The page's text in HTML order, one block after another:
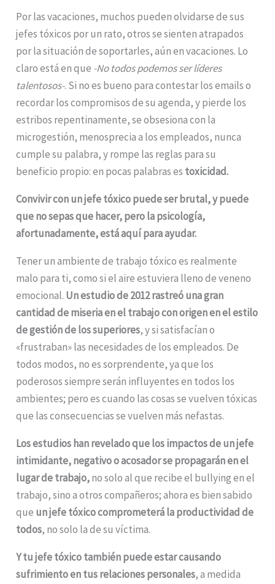
Por las vacaciones, muchos pueden olvidarse de sus
jefes tóxicos por un rato, otros se sienten atrapados
por la situación de soportarles, aún en vacaciones. Lo
claro está en que -No todos podemos ser líderes
talentosos-. Si no es bueno para contestar los emails o
recordar los compromisos de su agenda, y pierde los
estribos repentinamente, se obsesiona con la
microgestión, menosprecia a los empleados, nunca
cumple su palabra, y rompe las reglas para su
beneficio propio: en pocas palabras es toxicidad.
Convivir con un jefe tóxico puede ser brutal, y puede
que no sepas que hacer, pero la psicología,
afortunadamente, está aquí para ayudar.
Tener un ambiente de trabajo tóxico es realmente
malo para ti, como si el aire estuviera lleno de veneno
emocional. Un estudio de 2012 rastreó una gran
cantidad de miseria en el trabajo con origen en el estilo
de gestión de los superiores, y si satisfacían o
«frustraban» las necesidades de los empleados. De
todos modos, no es sorprendente, ya que los
poderosos siempre serán influyentes en todos los
ambientes; pero es cuando las cosas se vuelven tóxicas
que las consecuencias se vuelven más nefastas.
Los estudios han revelado que los impactos de un jefe
intimidante, negativo o acosador se propagarán en el
lugar de trabajo,no solo al que recibe el bullying en el
trabajo, sino a otros compañeros; ahora es bien sabido
que un jefe tóxico comprometerá la productividad de
todos, no solo la de su víctima.
Y tu jefe tóxico también puede estar causando
sufrimiento en tusrelaciones personales, a medida